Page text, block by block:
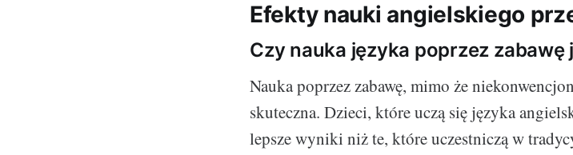
Efekty nauki angielskiego
Czy nauka języka poprzez zabawę
Nauka poprzez zabawę, mimo że
skuteczna. Dzieci, które uczą się języka
lepsze wyniki niż te, które uczestniczą w